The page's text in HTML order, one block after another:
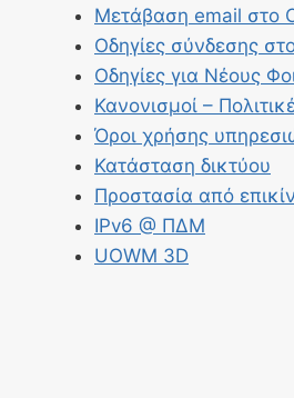
Μετάβαση email στο
Οδηγίες σύνδεσης
Οδηγίες για Νέους
Κανονισμοί –
Όροι χρήσης
Κατάσταση δικτύου
Προστασία από
IPv6 @ ΠΔΜ
UOWM 3D